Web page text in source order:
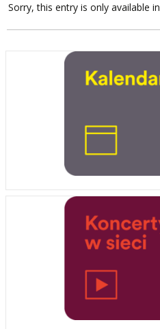
Sorry, this entry is only available in